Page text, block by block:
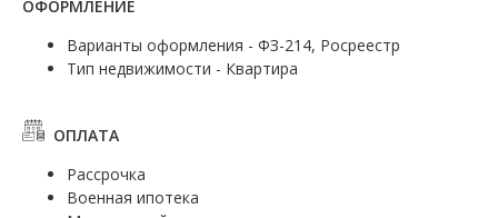
ОФОРМЛЕНИЕ
Варианты оформления - ФЗ-214, Росреестр
Тип недвижимости - Квартира
ОПЛАТА
Рассрочка
Военная ипотека